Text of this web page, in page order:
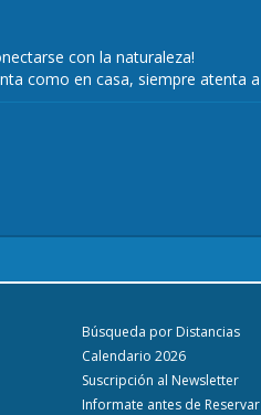
con la naturaleza!
como en casa, siempre atenta
Búsqueda por Distancias
Calendario 2026
Suscripción al Newsletter
Informate antes de Reservar